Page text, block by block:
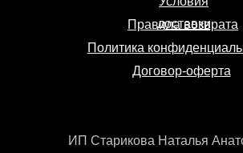
ИП Старикова Наталья
Политика
доставки
Правила возврата
Договор-оферта